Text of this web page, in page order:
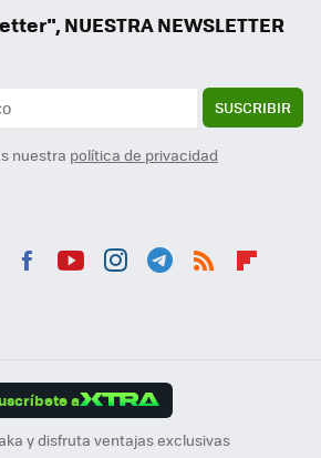
NUESTRA NEWSLETTER
SUSCRIBIR
nuestra política de privacidad
a
y disfruta ventajas exclusivas